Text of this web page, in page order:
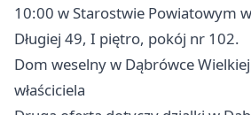
10:00 w Starostwie Powiatowym
Długiej 49, I piętro, pokój nr 102.
Dom weselny w Dąbrówce
właściciela